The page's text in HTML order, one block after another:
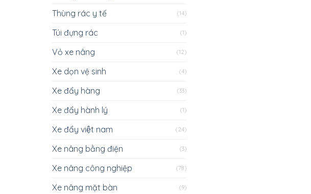
Thùng rác y tế (14)
Túi đựng rác (1)
Vỏ xe nâng (12)
Xe dọn vệ sinh (4)
Xe đẩy hàng (33)
Xe đẩy hành lý (1)
Xe đẩy việt nam (24)
Xe nâng bằng điện (3)
Xe nâng công nghiệp (78)
Xe nâng mặt bàn (9)